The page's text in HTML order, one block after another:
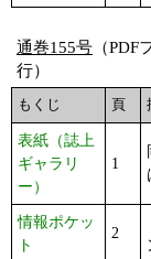
通巻155号 （
行）
もくじ 頁
表紙（誌上
ギャラリ
ー）
1
情報ポケッ
ト
2